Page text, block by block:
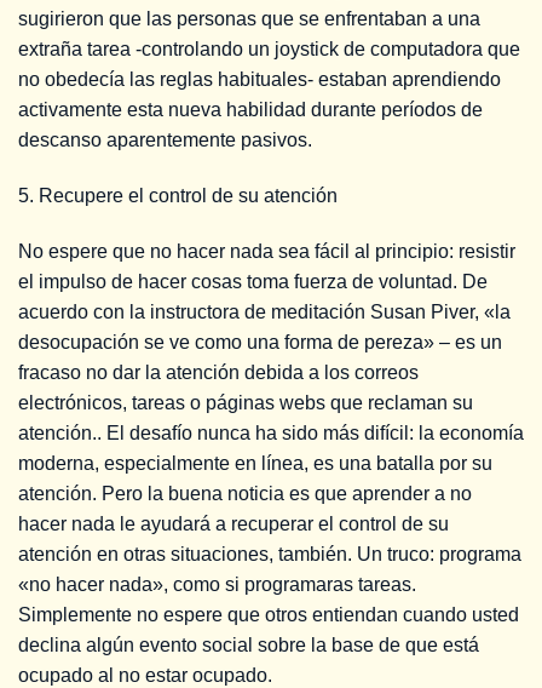
sugirieron que las personas que se enfrentaban a una
extraña tarea -controlando un joystick de computadora que
no obedecía las reglas habituales- estaban aprendiendo
activamente esta nueva habilidad durante períodos de
descanso aparentemente pasivos.
5. Recupere el control de su atención
No espere que no hacer nada sea fácil al principio: resistir
el impulso de hacer cosas toma fuerza de voluntad. De
acuerdo con la instructora de meditación Susan Piver, «la
desocupación se ve como una forma de pereza» – es un
fracaso no dar la atención debida a los correos
electrónicos, tareas o páginas webs que reclaman su
atención.. El desafío nunca ha sido más difícil: la economía
moderna, especialmente en línea, es una batalla por su
atención. Pero la buena noticia es que aprender a no
hacer nada le ayudará a recuperar el control de su
atención en otras situaciones, también. Un truco: programa
«no hacer nada», como si programaras tareas.
Simplemente no espere que otros entiendan cuando usted
declina algún evento social sobre la base de que está
ocupado al no estar ocupado.